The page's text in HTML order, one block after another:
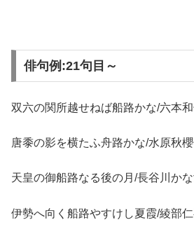
俳句例:21句目～
双六の関所越せねば船路かな/六本
唐黍の影を横たふ舟路かな/水原秋
天皇の御船路なる後の月/長谷川か
伊勢へ向く船路やすけし夏霞/綾部